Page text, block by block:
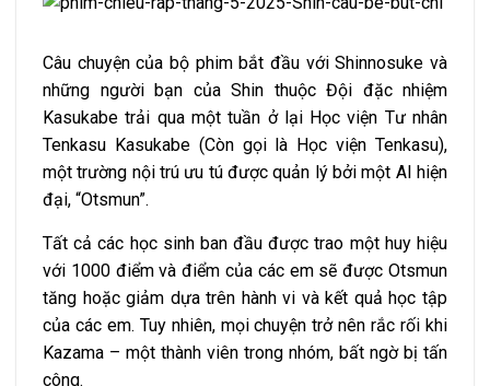
Câu chuyện của bộ phim bắt đầu với Shinnosuke và
những người bạn của Shin thuộc Đội đặc nhiệm
Kasukabe trải qua một tuần ở lại Học viện Tư nhân
Tenkasu Kasukabe (Còn gọi là Học viện Tenkasu),
một trường nội trú ưu tú được quản lý bởi một AI hiện
đại, “Otsmun”.
Tất cả các học sinh ban đầu được trao một huy hiệu
với 1000 điểm và điểm của các em sẽ được Otsmun
tăng hoặc giảm dựa trên hành vi và kết quả học tập
của các em. Tuy nhiên, mọi chuyện trở nên rắc rối khi
Kazama – một thành viên trong nhóm, bất ngờ bị tấn
công.